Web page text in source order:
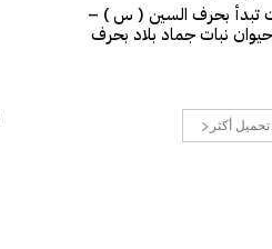
تبدأ بحرف السين ( س ) –
نبات جماد بلاد بحرف
تحميل أكثر